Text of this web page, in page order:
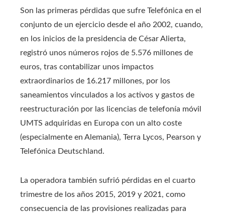
Son las primeras pérdidas que sufre Telefónica en el
conjunto de un ejercicio desde el año 2002, cuando,
en los inicios de la presidencia de César Alierta,
registró unos números rojos de 5.576 millones de
euros, tras contabilizar unos impactos
extraordinarios de 16.217 millones, por los
saneamientos vinculados a los activos y gastos de
reestructuración por las licencias de telefonía móvil
UMTS adquiridas en Europa con un alto coste
(especialmente en Alemania), Terra Lycos, Pearson y
Telefónica Deutschland.
La operadora también sufrió pérdidas en el cuarto
trimestre de los años 2015, 2019 y 2021, como
consecuencia de las provisiones realizadas para